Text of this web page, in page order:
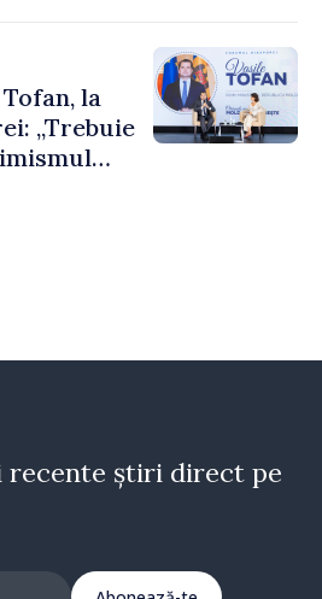
a
mai
la
„Trebuie
recente știri direct pe